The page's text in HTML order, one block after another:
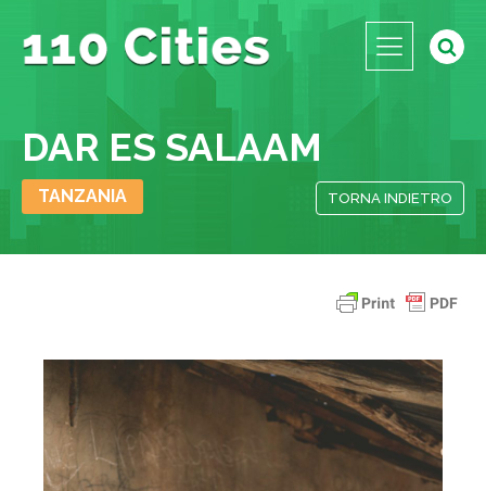
DAR ES SALAAM
TANZANIA TORNA INDIETRO